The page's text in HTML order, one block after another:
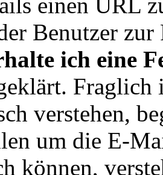
Benutzer zur
ich eine
Fraglich
verstehen,
um die E-
können,